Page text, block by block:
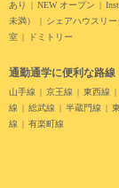
あり
NEW オープン
未満）
シェアハウスリー
室
ドミトリー
通勤通学に便利な路線
山手線 京王線 東西線
線
総武線 半蔵門線
線
有楽町線